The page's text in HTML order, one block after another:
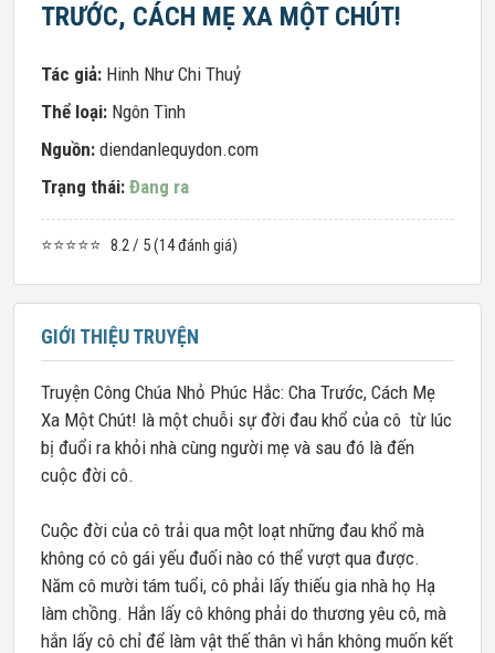
TRƯỚC, CÁCH MẸ XA MỘT CHÚT!
Tác giả: Hinh Như Chi Thuỷ
Thể loại: Ngôn Tình
Nguồn: diendanlequydon.com
Trạng thái: Đang ra
⭐⭐⭐⭐⭐ 8.2 / 5 (14 đánh giá)
GIỚI THIỆU TRUYỆN
Truyện Công Chúa Nhỏ Phúc Hắc: Cha Trước, Cách Mẹ
Xa Một Chút! là một chuỗi sự đời đau khổ của cô từ lúc
bị đuổi ra khỏi nhà cùng người mẹ và sau đó là đến
cuộc đời cô.
Cuộc đời của cô trải qua một loạt những đau khổ mà
không có cô gái yếu đuối nào có thể vượt qua được.
Năm cô mười tám tuổi, cô phải lấy thiếu gia nhà họ Hạ
làm chồng. Hắn lấy cô không phải do thương yêu cô, mà
hắn lấy cô chỉ để làm vật thế thân vì hắn không muốn kết